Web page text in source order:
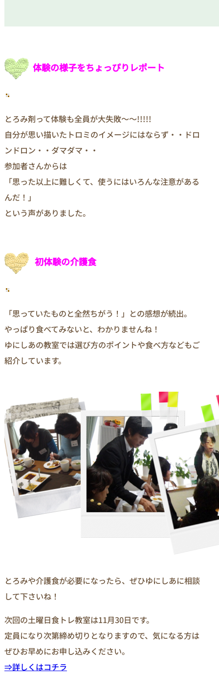
体験の様子をちょっぴりレポート
とろみ剤って体験も全員が大失敗～～!!!!!
自分が思い描いたトロミのイメージにはならず・・ドロ
ンドロン・・ダマダマ・・
参加者さんからは
「思った以上に難しくて、使うにはいろんな注意がある
んだ！」
という声がありました。
初体験の介護食
「思っていたものと全然ちがう！」との感想が続出。
やっぱり食べてみないと、わかりませんね！
ゆにしあの教室では選び方のポイントや食べ方などもご
紹介しています。
とろみや介護食が必要になったら、ぜひゆにしあに相談
して下さいね！
次回の土曜日食トレ教室は11月30日です。
定員になり次第締め切りとなりますので、気になる方は
ぜひお早めにお申し込みください。
⇒詳しくはコチラ